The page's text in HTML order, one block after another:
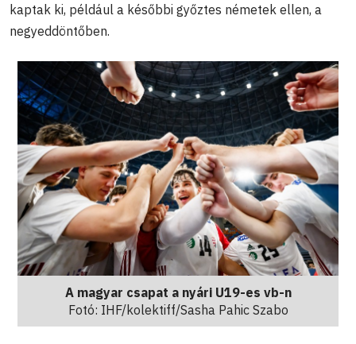
kaptak ki, például a későbbi győztes németek ellen, a
negyeddöntőben.
A magyar csapat a nyári U19-es vb-n
Fotó: IHF/kolektiff/Sasha Pahic Szabo